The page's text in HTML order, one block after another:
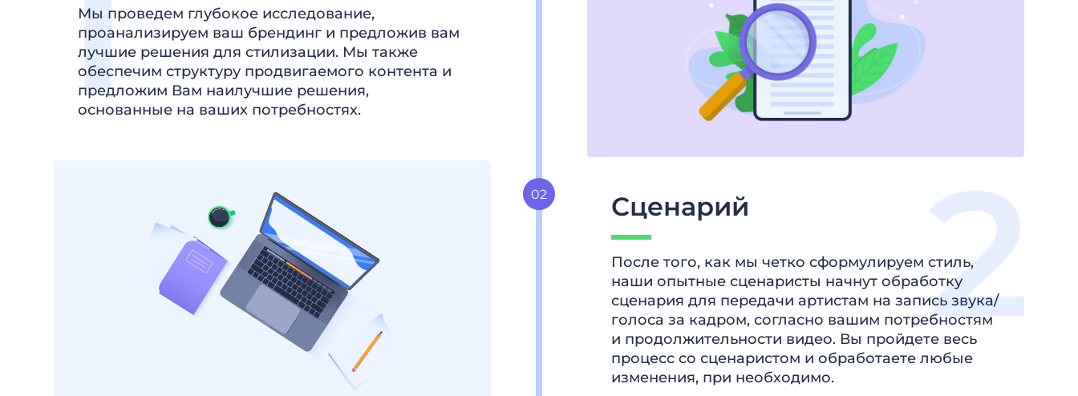
Мы проведем глубокое исследование,
проанализируем ваш брендинг и предложив вам
лучшие решения для стилизации. Мы также
обеспечим структуру продвигаемого контента и
предложим Вам наилучшие решения,
основанные на ваших потребностях.
Сценарий
После того, как мы четко сформулируем стиль,
наши опытные сценаристы начнут обработку
сценария для передачи артистам на запись звука/
голоса за кадром, согласно вашим потребностям
и продолжительности видео. Вы пройдете весь
процесс со сценаристом и обработаете любые
изменения, при необходимо.